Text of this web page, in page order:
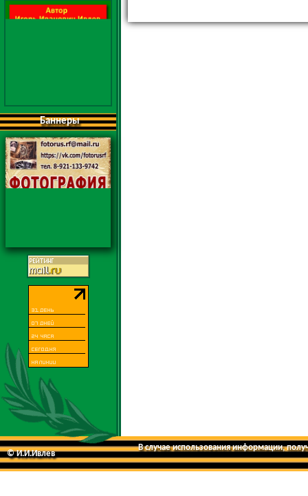
Баннеры
© И.И.Ивлев
В случае использования информации,